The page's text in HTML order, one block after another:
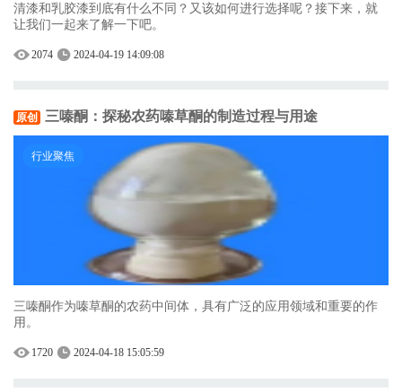
清漆和乳胶漆到底有什么不同？又该如何进行选择呢？接下来，就
让我们一起来了解一下吧。
2074 2024-04-19 14:09:08
原创 三嗪酮：探秘农药嗪草酮的制造过程与用途
行业聚焦
三嗪酮作为嗪草酮的农药中间体，具有广泛的应用领域和重要的作
用。
1720 2024-04-18 15:05:59